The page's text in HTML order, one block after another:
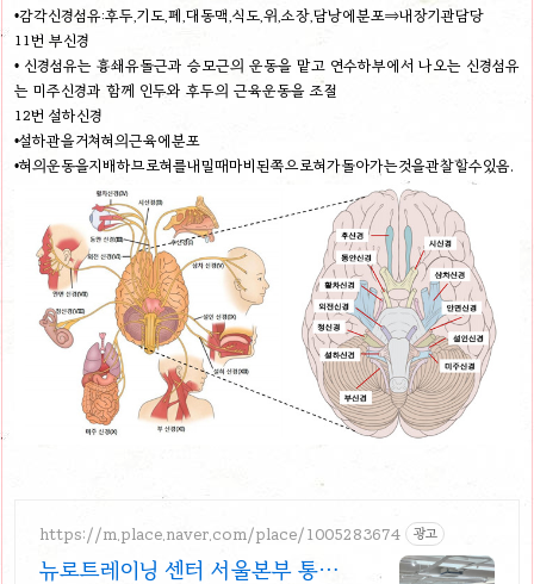
•감각신경섬유:후두,기도,폐,대동맥,식도,위,소장,담낭에분포⇒내장기관담당
11번 부신경
• 신경섬유는 흉쇄유돌근과 승모근의 운동을 맡고 연수하부에서 나오는 신경섬유
는 미주신경과 함께 인두와 후두의 근육운동을 조절
12번 설하신경
•설하관을거쳐혀의근육에분포
•혀의운동을지배하므로혀를내밀때마비된쪽으로혀가돌아가는것을관찰할수있음.
https://m.place.naver.com/place/1005283674 광고
뉴로트레이닝 센터 서울본부 통증